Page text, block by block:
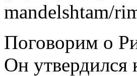
mandelshtam/
Поговорим о
Он утвердился